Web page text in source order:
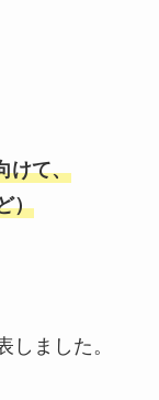
けて、
）
しました。